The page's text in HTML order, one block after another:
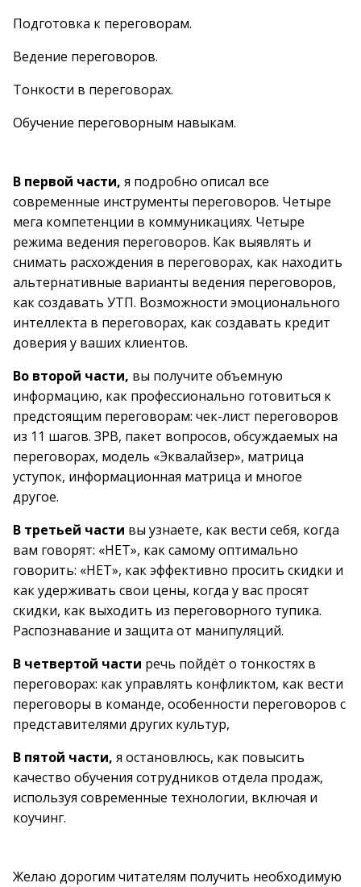
Подготовка к переговорам.
Ведение переговоров.
Тонкости в переговорах.
Обучение переговорным навыкам.
В первой части, я подробно описал все
современные инструменты переговоров. Четыре
мега компетенции в коммуникациях. Четыре
режима ведения переговоров. Как выявлять и
снимать расхождения в переговорах, как находить
альтернативные варианты ведения переговоров,
как создавать УТП. Возможности эмоционального
интеллекта в переговорах, как создавать кредит
доверия у ваших клиентов.
Во второй части, вы получите объемную
информацию, как профессионально готовиться к
предстоящим переговорам: чек-лист переговоров
из 11 шагов. ЗРВ, пакет вопросов, обсуждаемых на
переговорах, модель «Эквалайзер», матрица
уступок, информационная матрица и многое
другое.
В третьей части вы узнаете, как вести себя, когда
вам говорят: «НЕТ», как самому оптимально
говорить: «НЕТ», как эффективно просить скидки и
как удерживать свои цены, когда у вас просят
скидки, как выходить из переговорного тупика.
Распознавание и защита от манипуляций.
В четвертой части речь пойдёт о тонкостях в
переговорах: как управлять конфликтом, как вести
переговоры в команде, особенности переговоров с
представителями других культур,
В пятой части, я остановлюсь, как повысить
качество обучения сотрудников отдела продаж,
используя современные технологии, включая и
коучинг.
Желаю дорогим читателям получить необходимую